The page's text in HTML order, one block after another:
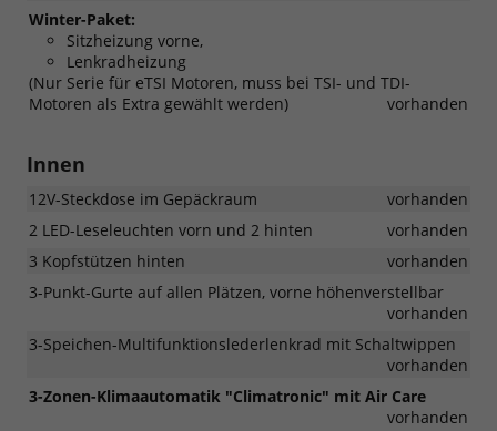
Winter-Paket:
Sitzheizung vorne,
Lenkradheizung
(Nur Serie für eTSI Motoren, muss bei TSI- und TDI-
Motoren als Extra gewählt werden)
vorhanden
Innen
12V-Steckdose im Gepäckraum
vorhanden
2 LED-Leseleuchten vorn und 2 hinten
vorhanden
3 Kopfstützen hinten
vorhanden
3-Punkt-Gurte auf allen Plätzen, vorne höhenverstellbar
vorhanden
3-Speichen-Multifunktionslederlenkrad mit Schaltwippen
vorhanden
3-Zonen-Klimaautomatik "Climatronic" mit Air Care
vorhanden